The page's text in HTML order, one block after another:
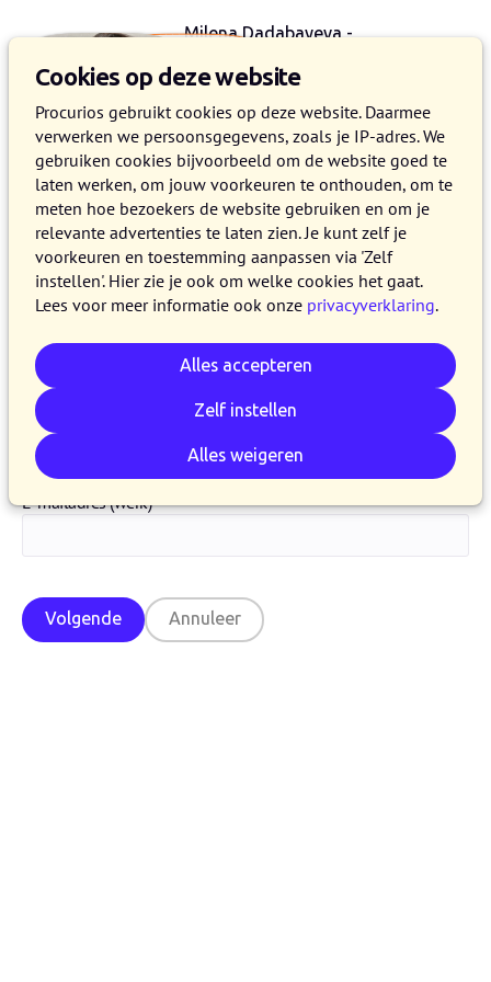
Cookies op deze website
Procurios gebruikt cookies op deze website. Daarmee
verwerken we persoonsgegevens, zoals je IP-adres. We
gebruiken cookies bijvoorbeeld om de website goed te
laten werken, om jouw voorkeuren te onthouden, om te
meten hoe bezoekers de website gebruiken en om je
relevante advertenties te laten zien. Je kunt zelf je
voorkeuren en toestemming aanpassen via 'Zelf
instellen'. Hier zie je ook om welke cookies het gaat.
Lees voor meer informatie ook onze privacyverklaring.
Alles accepteren
Zelf instellen
Alles weigeren
Milena Dadabayeva -
+32 3 237 41 45
Laat mij jou (terug)bellen
Voornaam
Achternaam*
Telefoonnummer
E-mailadres (werk)
Volgende Annuleer